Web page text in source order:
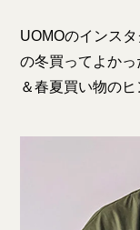
UOMOのインス
の冬買ってよか
＆春夏買い物の